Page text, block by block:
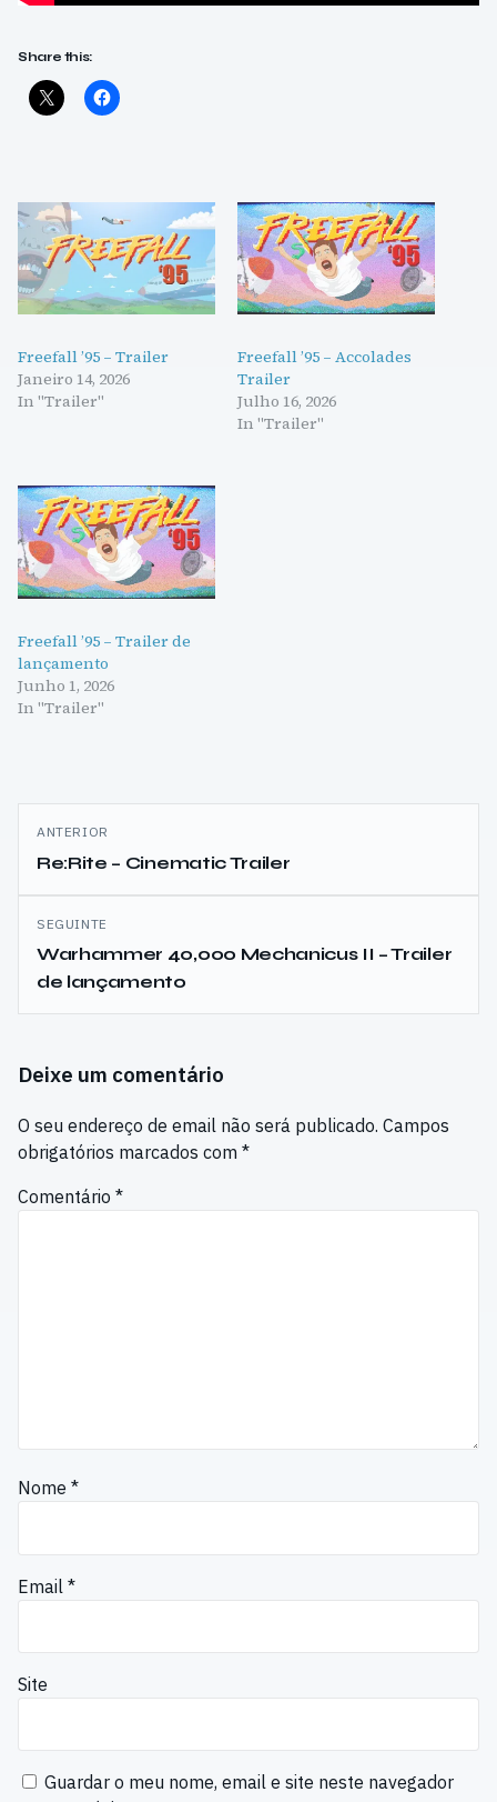
Share this:
Freefall ’95 – Trailer
Janeiro 14, 2026
In "Trailer"
Freefall ’95 – Accolades
Trailer
Julho 16, 2026
In "Trailer"
Freefall ’95 – Trailer de
lançamento
Junho 1, 2026
In "Trailer"
Navegação
de
artigos
ANTERIOR
Re:Rite – Cinematic Trailer
SEGUINTE
Warhammer 40,000 Mechanicus II – Trailer
de lançamento
Deixe um comentário
O seu endereço de email não será publicado. Campos
obrigatórios marcados com *
Comentário *
Nome *
Email *
Site
Guardar o meu nome, email e site neste navegador